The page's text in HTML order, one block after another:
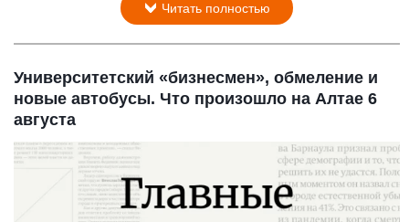
Читать полностью
Университетский «бизнесмен», обмеление и
новые автобусы. Что произошло на Алтае 6
августа